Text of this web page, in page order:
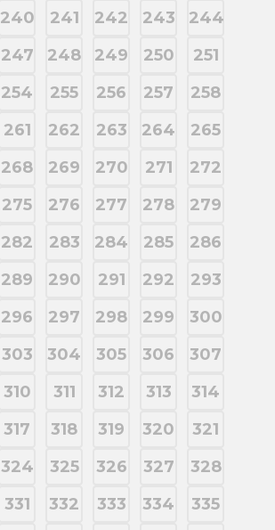
240 241 242 243
244
247 248 249 250
251
254 255 256 257
258
261 262 263 264
265
268 269 270 271
272
275 276 277 278
279
282 283 284 285
286
289 290 291 292
293
296 297 298 299
300
303 304 305 306
307
310 311 312 313
314
317 318 319 320
321
324 325 326 327
328
331 332 333 334
335